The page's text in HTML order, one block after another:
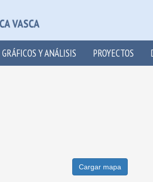
GRÁFICOS Y ANÁLISIS PROYECTOS
Cargar mapa